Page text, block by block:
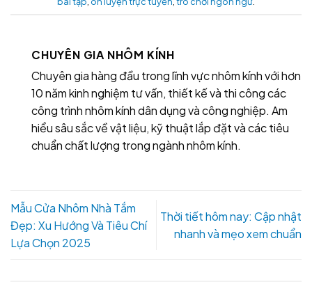
CHUYÊN GIA NHÔM KÍNH
Chuyên gia hàng đầu trong lĩnh vực nhôm kính với hơn
10 năm kinh nghiệm tư vấn, thiết kế và thi công các
công trình nhôm kính dân dụng và công nghiệp. Am
hiểu sâu sắc về vật liệu, kỹ thuật lắp đặt và các tiêu
chuẩn chất lượng trong ngành nhôm kính.
Mẫu Cửa Nhôm Nhà Tắm
Đẹp: Xu Hướng Và Tiêu Chí
Lựa Chọn 2025
Thời tiết hôm nay: Cập nhật
nhanh và mẹo xem chuẩn